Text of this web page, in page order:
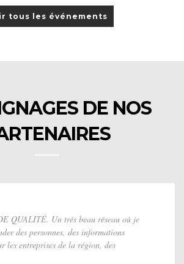
tous les événements
DE NOS
QUALITÉ. Un très beau réseau où je
des personnes, des informations
les entreprises de la région, des